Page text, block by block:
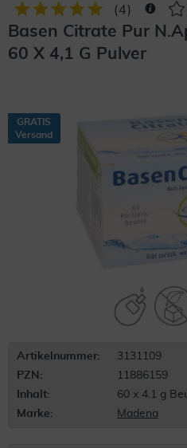
(4)
Basen Citrate Pur
60 X 4,1 G Pulver
GRATIS
Versand
Artikelnummer:
3131109
PZN:
11886159
Inhalt:
60 x 4.1 g
Marke:
Madena